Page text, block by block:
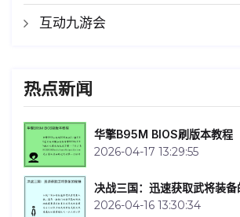
互动九游会
热点新闻
华擎B95M BIOS刷版本教程
2026-04-17 13:29:55
决战三国：迅速获取武将装备
2026-04-16 13:30:34